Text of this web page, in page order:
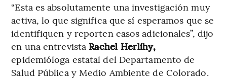
“Esta es absolutamente una investigación muy
activa, lo que significa que sí esperamos que se
identifiquen y reporten casos adicionales”, dijo
en una entrevista Rachel Herlihy,
epidemióloga estatal del Departamento de
Salud Pública y Medio Ambiente de Colorado.